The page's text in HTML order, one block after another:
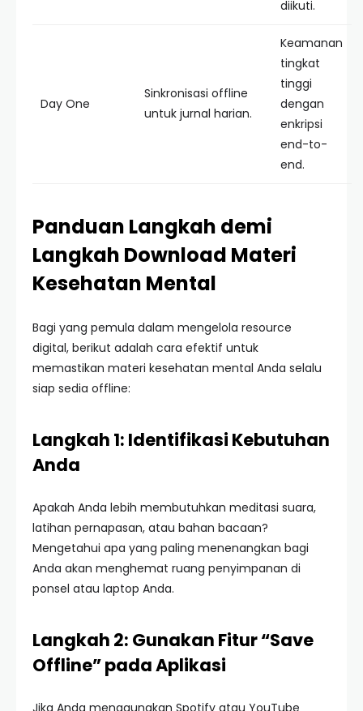
diikuti.
Day One
Sinkronisasi offline
untuk jurnal harian.
Keamanan
tingkat
tinggi
dengan
enkripsi
end-to-
end.
Panduan Langkah demi
Langkah Download Materi
Kesehatan Mental
Bagi yang pemula dalam mengelola resource
digital, berikut adalah cara efektif untuk
memastikan materi kesehatan mental Anda selalu
siap sedia offline:
Langkah 1: Identifikasi Kebutuhan
Anda
Apakah Anda lebih membutuhkan meditasi suara,
latihan pernapasan, atau bahan bacaan?
Mengetahui apa yang paling menenangkan bagi
Anda akan menghemat ruang penyimpanan di
ponsel atau laptop Anda.
Langkah 2: Gunakan Fitur “Save
Offline” pada Aplikasi
Jika Anda menggunakan Spotify atau YouTube